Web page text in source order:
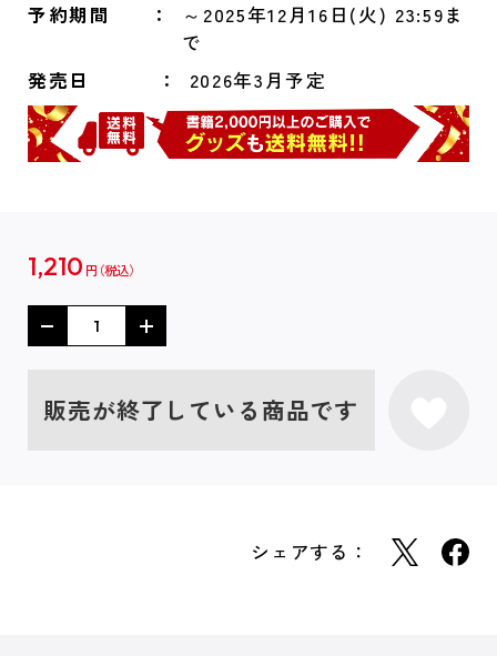
予約期間
～2025年12月16日(火) 23:59ま
で
発売日
2026年3月予定
1,210 円
販売が終了している商品です
シェアする：